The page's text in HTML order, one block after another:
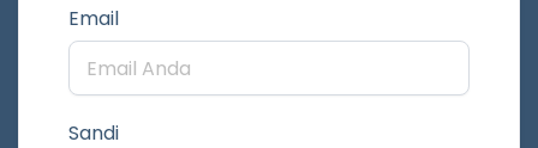
Email
Sandi